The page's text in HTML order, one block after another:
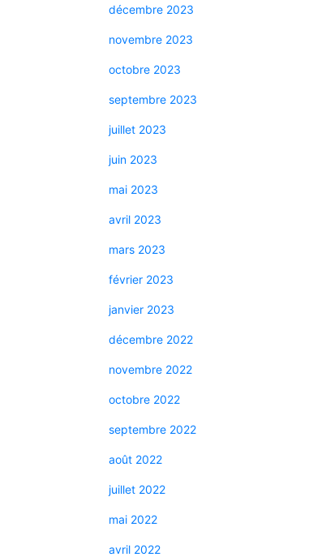
décembre 2023
novembre 2023
octobre 2023
septembre 2023
juillet 2023
juin 2023
mai 2023
avril 2023
mars 2023
février 2023
janvier 2023
décembre 2022
novembre 2022
octobre 2022
septembre 2022
août 2022
juillet 2022
mai 2022
avril 2022